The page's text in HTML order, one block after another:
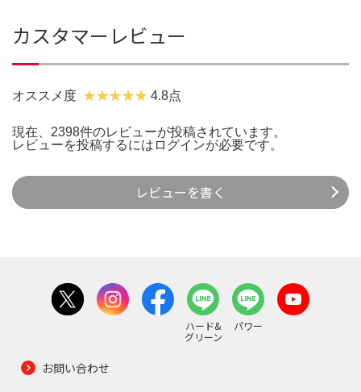
カスタマーレビュー
オススメ度 4.8点
現在、2398件のレビューが投稿されています。
レビューを投稿するには ログインが必要です。
レビューを書く
ハード&
グリーン
パワー
お問い合わせ